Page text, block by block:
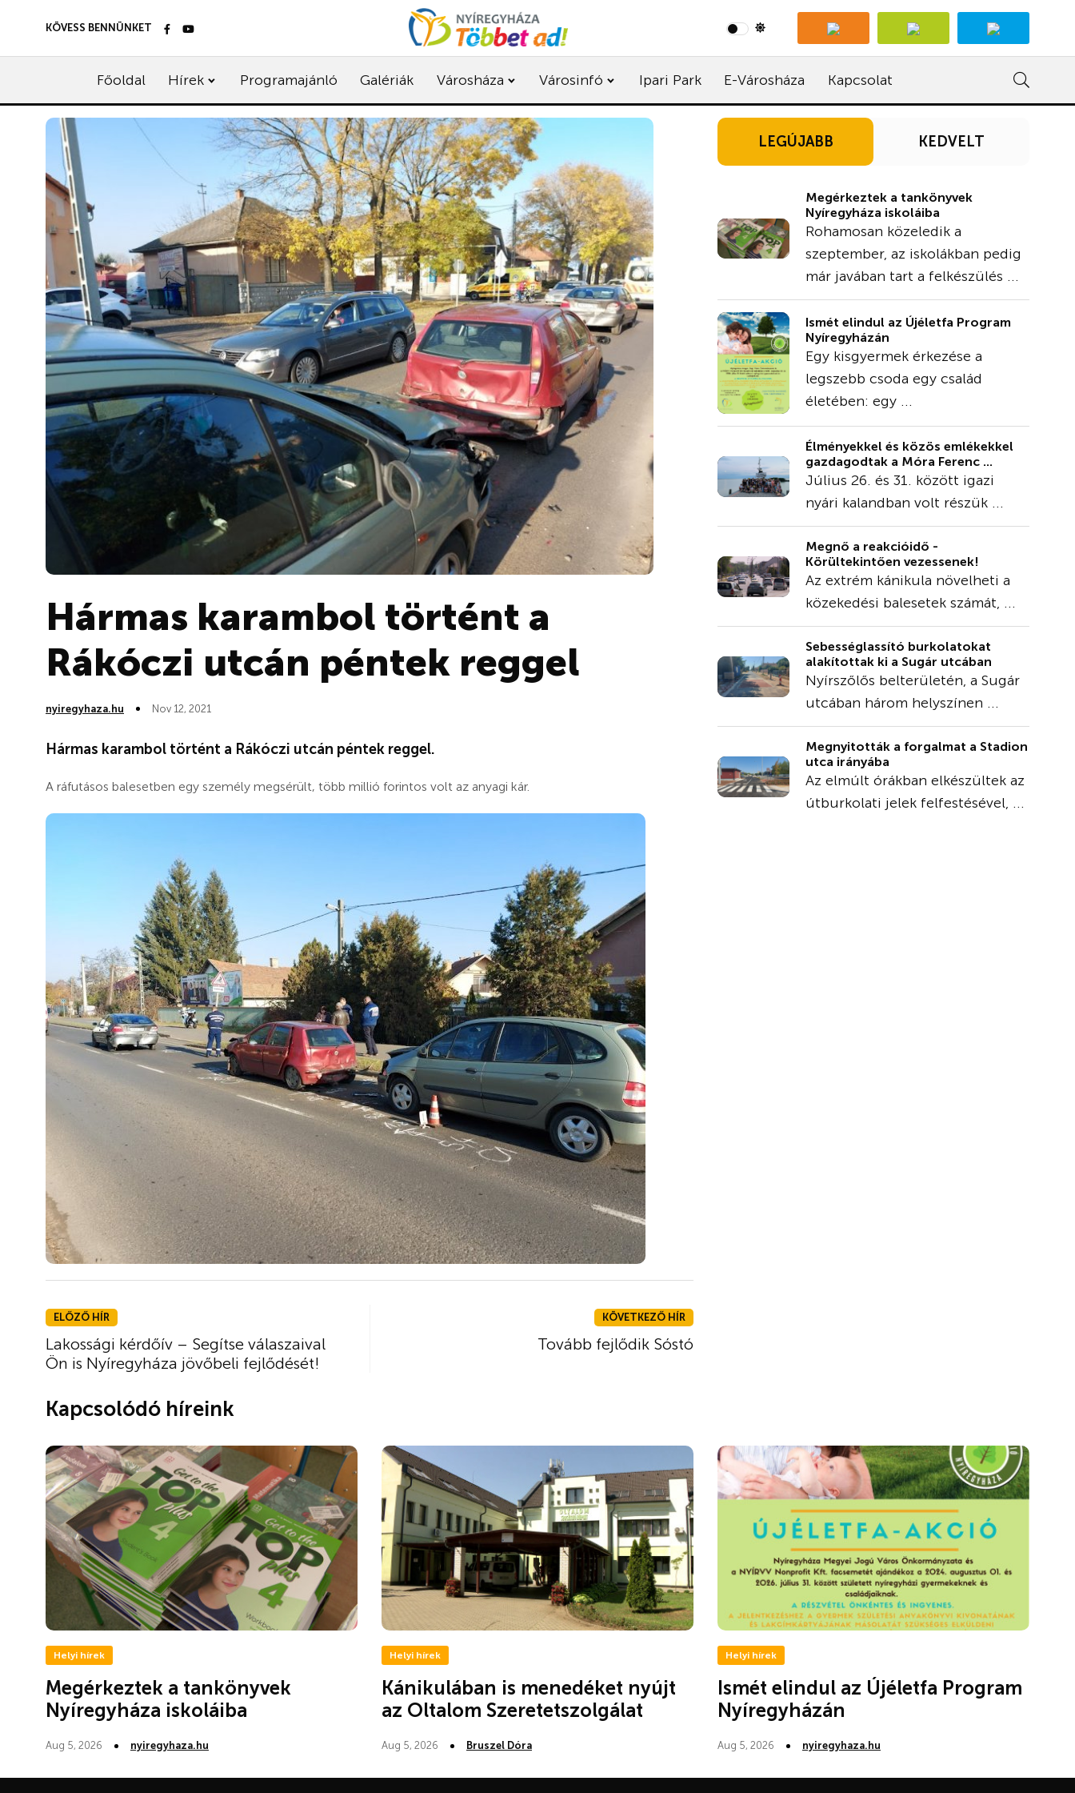
KÖVESS BENNÜNKET
Főoldal Hírek Programajánló Galériák Városháza Városinfó Ipari Park E-Városháza Kapcsolat
Hármas karambol történt a
Rákóczi utcán péntek reggel
nyiregyhaza.hu Nov 12, 2021
Hármas karambol történt a Rákóczi utcán péntek reggel.
A ráfutásos balesetben egy személy megsérült, több millió forintos volt az anyagi kár.
ELŐZŐ HÍR
Lakossági kérdőív – Segítse válaszaival
Ön is Nyíregyháza jövőbeli fejlődését!
KÖVETKEZŐ HÍR
Tovább fejlődik Sóstó
LEGÚJABB KEDVELT
Megérkeztek a tankönyvek
Nyíregyháza iskoláiba
Rohamosan közeledik a
szeptember, az iskolákban pedig
már javában tart a felkészülés ...
Ismét elindul az Újéletfa Program
Nyíregyházán
Egy kisgyermek érkezése a
legszebb csoda egy család
életében: egy ...
Élményekkel és közös emlékekkel
gazdagodtak a Móra Ferenc ...
Július 26. és 31. között igazi
nyári kalandban volt részük ...
Megnő a reakcióidő -
Körültekintően vezessenek!
Az extrém kánikula növelheti a
közekedési balesetek számát, ...
Sebességlassító burkolatokat
alakítottak ki a Sugár utcában
Nyírszőlős belterületén, a Sugár
utcában három helyszínen ...
Megnyitották a forgalmat a Stadion
utca irányába
Az elmúlt órákban elkészültek az
útburkolati jelek felfestésével, ...
Kapcsolódó híreink
Helyi hírek
Megérkeztek a tankönyvek
Nyíregyháza iskoláiba
Aug 5, 2026 nyiregyhaza.hu
Helyi hírek
Kánikulában is menedéket nyújt
az Oltalom Szeretetszolgálat
Aug 5, 2026 Bruszel Dóra
Helyi hírek
Ismét elindul az Újéletfa Program
Nyíregyházán
Aug 5, 2026 nyiregyhaza.hu